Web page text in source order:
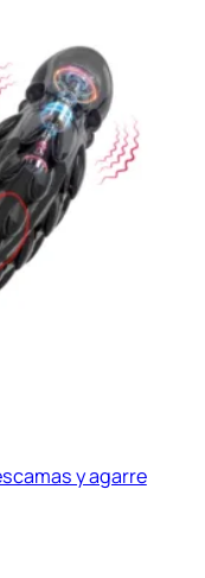
y agarre